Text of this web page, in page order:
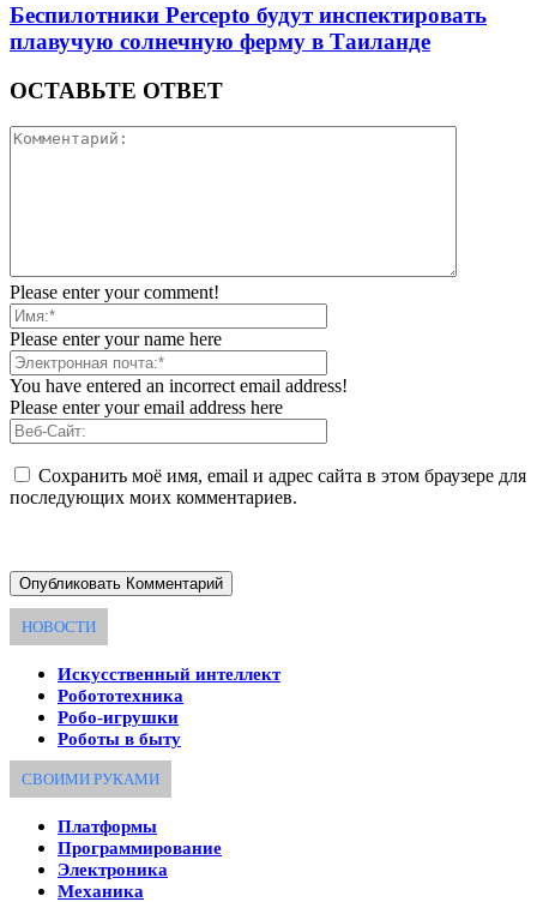
Беспилотники Percepto будут инспектировать
плавучую солнечную ферму в Таиланде
ОСТАВЬТЕ ОТВЕТ
Please enter your comment!
Please enter your name here
You have entered an incorrect email address!
Please enter your email address here
Сохранить моё имя, email и адрес сайта в этом браузере для
последующих моих комментариев.
НОВОСТИ
Искусственный интеллект
Робототехника
Робо-игрушки
Роботы в быту
СВОИМИ РУКАМИ
Платформы
Программирование
Электроника
Механика